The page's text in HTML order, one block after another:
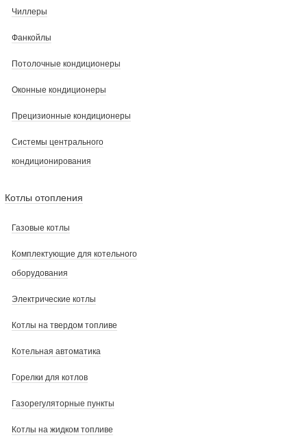
Чиллеры
Фанкойлы
Потолочные кондиционеры
Оконные кондиционеры
Прецизионные кондиционеры
Системы центрального
кондиционирования
Котлы отопления
Газовые котлы
Комплектующие для котельного
оборудования
Электрические котлы
Котлы на твердом топливе
Котельная автоматика
Горелки для котлов
Газорегуляторные пункты
Котлы на жидком топливе